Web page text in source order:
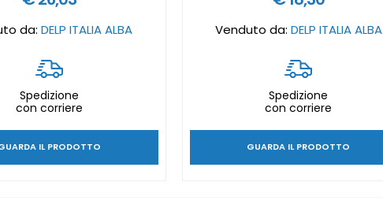
da:DELP ITALIA ALBA
Spedizione
con corriere
IL PRODOTTO
Venduto da: DELP ITALIA ALBA
Spedizione
con corriere
GUARDA IL PRODOTTO